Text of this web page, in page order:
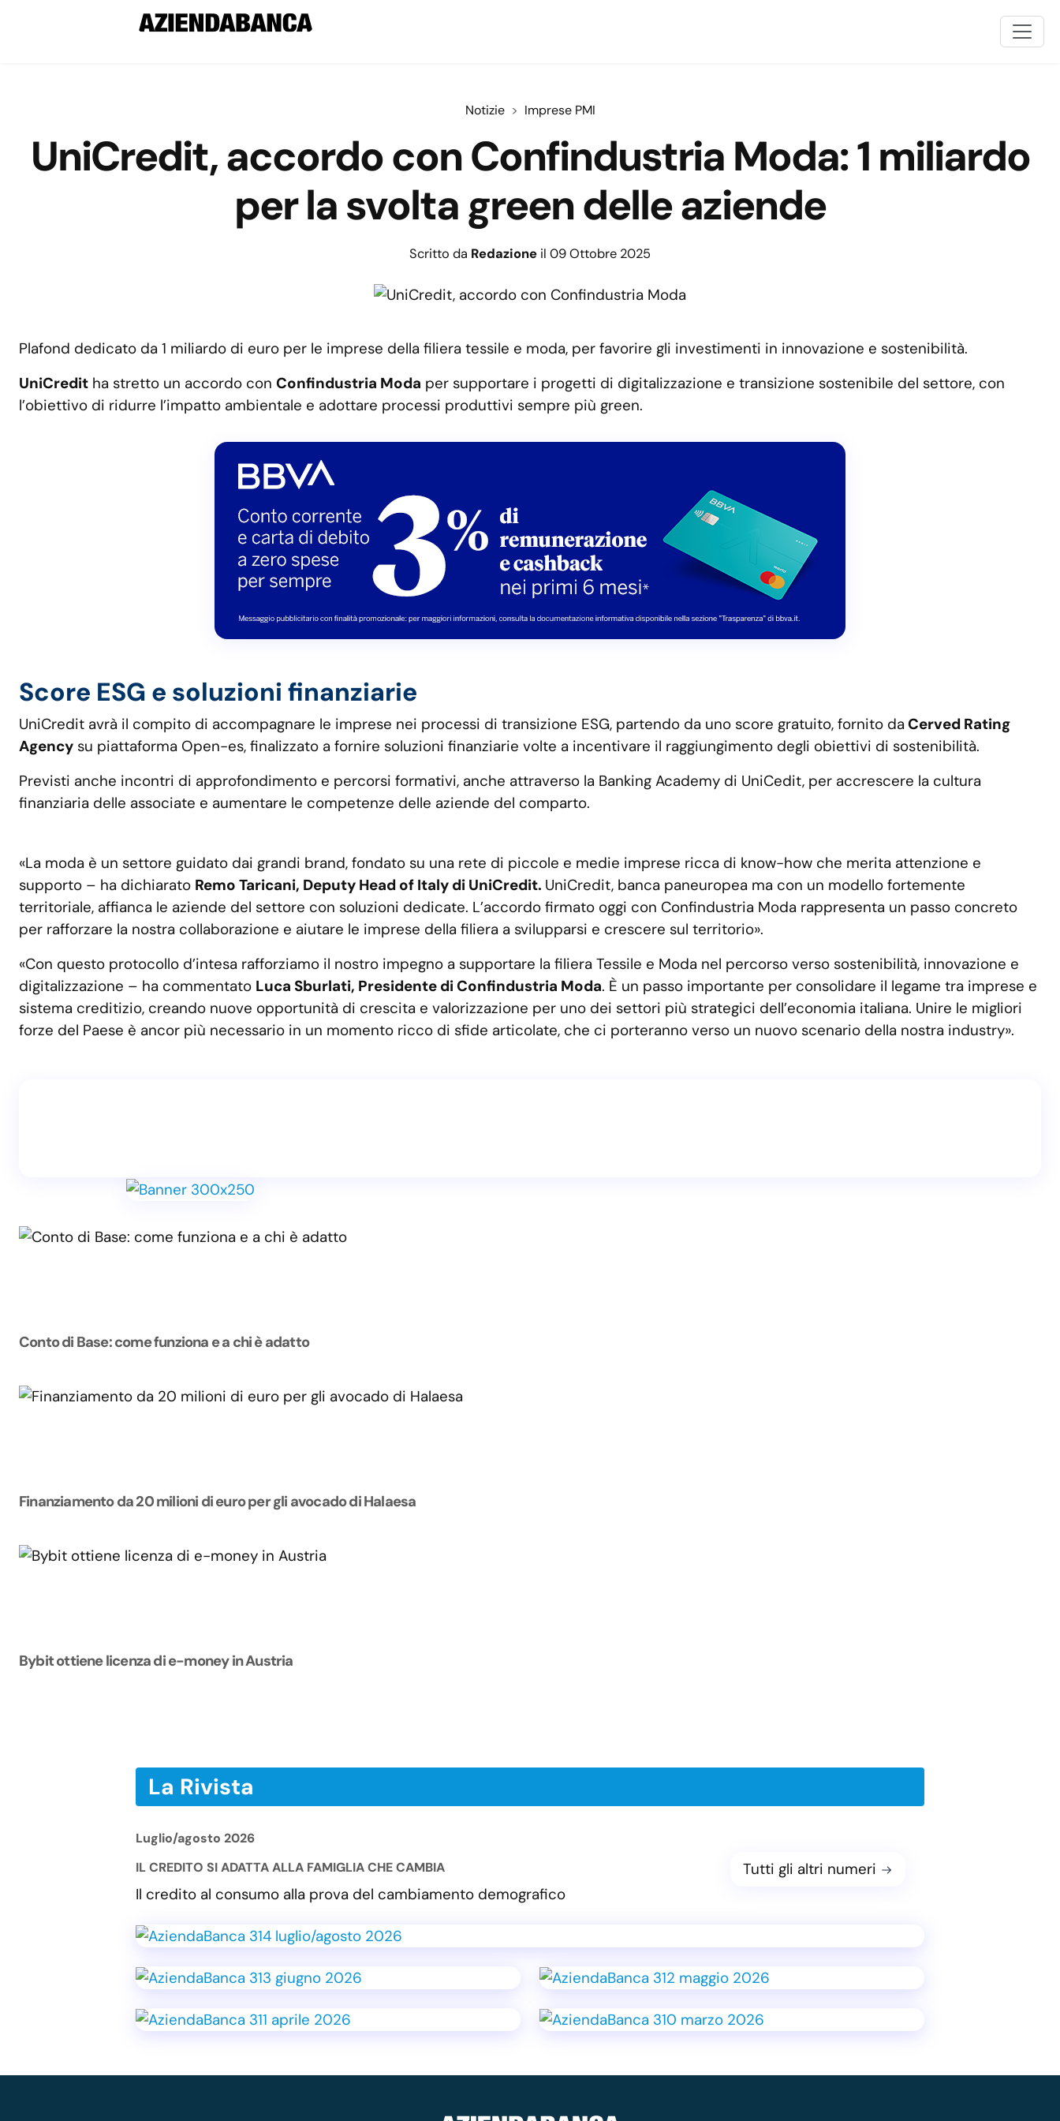
Notizie Imprese PMI
UniCredit, accordo con Confindustria Moda: 1 miliardo
per la svolta green delle aziende
Scritto da Redazione il 09 Ottobre 2025
Plafond dedicato da 1 miliardo di euro per le imprese della filiera tessile e moda, per favorire gli investimenti in innovazione e sostenibilità.
UniCredit ha stretto un accordo con Confindustria Moda per supportare i progetti di digitalizzazione e transizione sostenibile del settore, con
l’obiettivo di ridurre l’impatto ambientale e adottare processi produttivi sempre più green.
Score ESG e soluzioni finanziarie
UniCredit avrà il compito di accompagnare le imprese nei processi di transizione ESG, partendo da uno score gratuito, fornito da Cerved Rating
Agency su piattaforma Open-es, finalizzato a fornire soluzioni finanziarie volte a incentivare il raggiungimento degli obiettivi di sostenibilità.
Previsti anche incontri di approfondimento e percorsi formativi, anche attraverso la Banking Academy di UniCedit, per accrescere la cultura
finanziaria delle associate e aumentare le competenze delle aziende del comparto.
«La moda è un settore guidato dai grandi brand, fondato su una rete di piccole e medie imprese ricca di know-how che merita attenzione e
supporto – ha dichiarato Remo Taricani, Deputy Head of Italy di UniCredit. UniCredit, banca paneuropea ma con un modello fortemente
territoriale, affianca le aziende del settore con soluzioni dedicate. L’accordo firmato oggi con Confindustria Moda rappresenta un passo concreto
per rafforzare la nostra collaborazione e aiutare le imprese della filiera a svilupparsi e crescere sul territorio».
«Con questo protocollo d’intesa rafforziamo il nostro impegno a supportare la filiera Tessile e Moda nel percorso verso sostenibilità, innovazione e
digitalizzazione – ha commentato Luca Sburlati, Presidente di Confindustria Moda. È un passo importante per consolidare il legame tra imprese e
sistema creditizio, creando nuove opportunità di crescita e valorizzazione per uno dei settori più strategici dell’economia italiana. Unire le migliori
forze del Paese è ancor più necessario in un momento ricco di sfide articolate, che ci porteranno verso un nuovo scenario della nostra industry».
Conto di Base: come funziona e a chi è adatto
Finanziamento da 20 milioni di euro per gli avocado di Halaesa
Bybit ottiene licenza di e-money in Austria
La Rivista
Luglio/agosto 2026
IL CREDITO SI ADATTA ALLA FAMIGLIA CHE CAMBIA
Il credito al consumo alla prova del cambiamento demografico
Tutti gli altri numeri